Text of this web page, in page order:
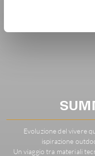
Evoluzione del vivere
ispirazione
Un viaggio tra materiali